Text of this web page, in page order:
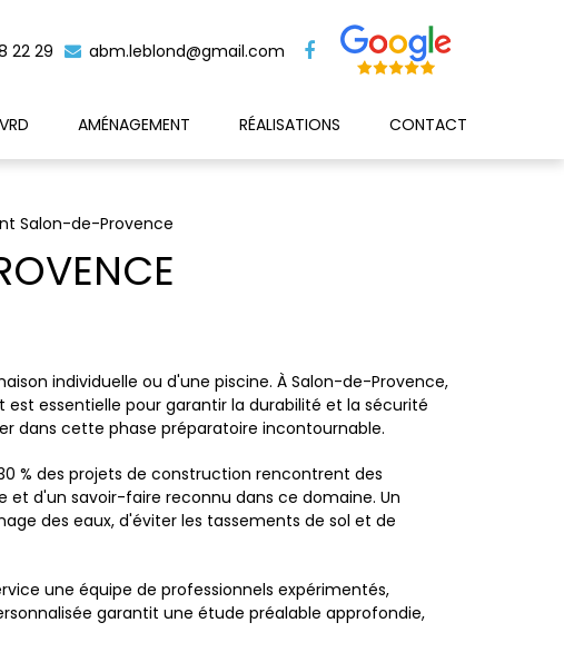
22 29 abm.leblond@gmail.com
VRD AMÉNAGEMENT RÉALISATIONS CONTACT
Salon-de-Provence
individuelle ou d'une piscine. À Salon-de-Provence,
essentielle pour garantir la durabilité et la sécurité
dans cette phase préparatoire incontournable.
% des projets de construction rencontrent des
et d'un savoir-faire reconnu dans ce domaine. Un
des eaux, d'éviter les tassements de sol et de
une équipe de professionnels expérimentés,
garantit une étude préalable approfondie,